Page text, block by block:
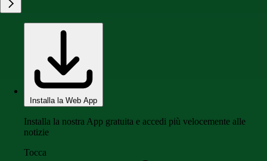
Installa la Web App
Installa la nostra App gratuita e accedi più velocemente alle
notizie
Tocca